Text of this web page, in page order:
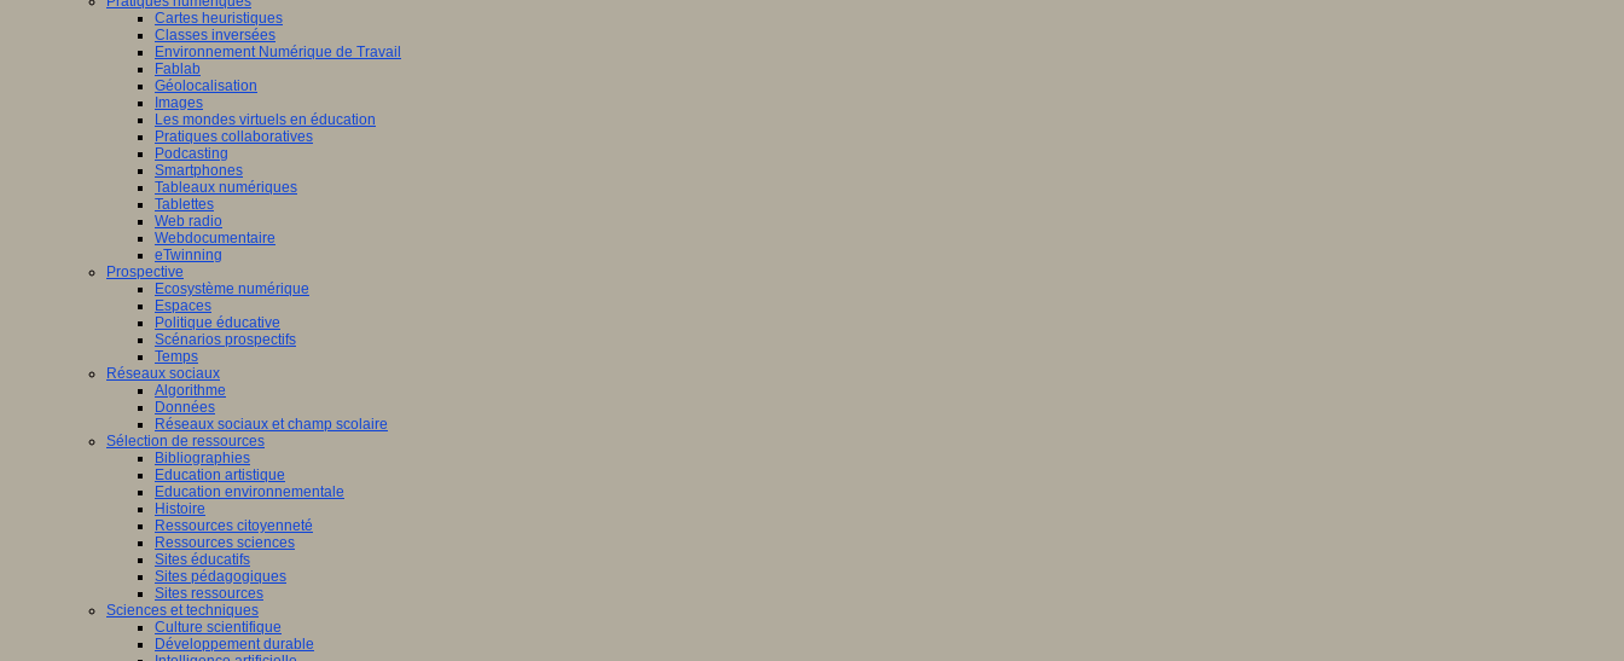
Cartes heuristiques
Classes inversées
Environnement Numérique de Travail
Fablab
Géolocalisation
Images
Les mondes virtuels en éducation
Pratiques collaboratives
Podcasting
Smartphones
Tableaux numériques
Tablettes
Web radio
Webdocumentaire
eTwinning
Prospective
Ecosystème numérique
Espaces
Politique éducative
Scénarios prospectifs
Temps
Réseaux sociaux
Algorithme
Données
Réseaux sociaux et champ scolaire
Sélection de ressources
Bibliographies
Education artistique
Education environnementale
Histoire
Ressources citoyenneté
Ressources sciences
Sites éducatifs
Sites pédagogiques
Sites ressources
Sciences et techniques
Culture scientifique
Développement durable